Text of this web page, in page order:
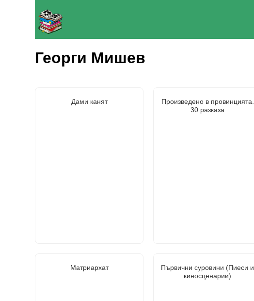
Георги Мишев
Дами канят
Произведено в провинцията.
30 разказа
Матриархат
Първични суровини (Пиеси и
киносценарии)